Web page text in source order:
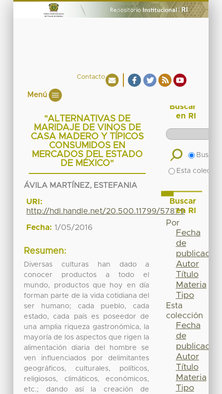
Contacto
Menú
"ALTERNATIVAS DE
MARIDAJE DE VINOS DE
CASA MADERO Y TÍPICOS
CONSUMIDOS EN
MERCADOS DEL ESTADO
DE MÉXICO"
ÁVILA MARTÍNEZ, ESTEFANIA
URI:
http://hdl.handle.net/20.500.11799/57879
Fecha: 1/05/2016
Resumen:
Diversas culturas han dado a
conocer productos a todo el
mundo, productos que hoy en día
forman parte de la vida cotidiana del
ser humano; cada pueblo, cada
estado, cada país es poseedor de
una amplia riqueza gastronómica, la
mayoría de los aspectos que rigen la
alimentación diaria del hombre se
ven influenciados por delimitantes
geográficos, culturales, políticos,
religiosos, climáticos, económicos,
etc.; dando así la creación de
Buscar
en RI
Buscar
Esta
Buscar
en RI
Por
Fecha
de
publicación
Autor
Título
Materia
Tipo
Esta
colección
Fecha
de
publicación
Autor
Título
Materia
Tipo